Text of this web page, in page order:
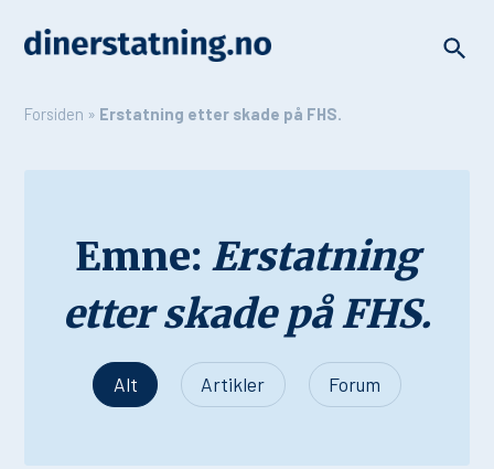
Forsiden » Erstatning etter skade på FHS.
Emne: Erstatning
etter skade på FHS.
Alt Artikler Forum